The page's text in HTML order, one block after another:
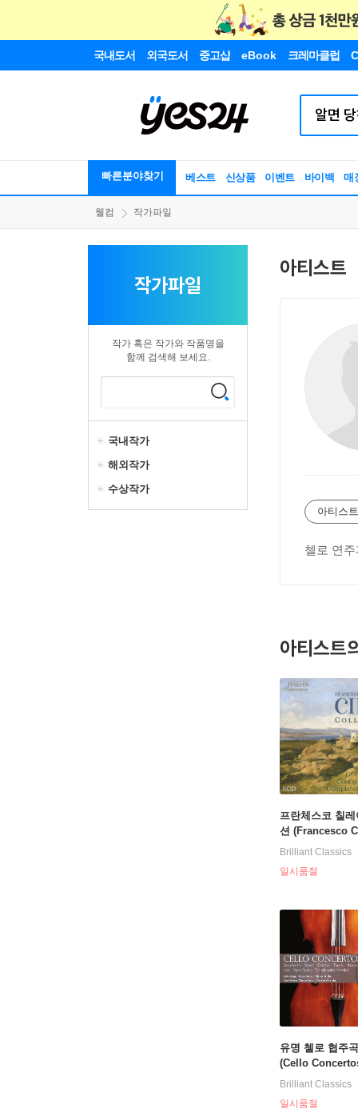
국내도서 외국도서 중고샵 eBook 크레마클럽
빠른분야찾기 베스트 신상품 이벤트 바이백 매
웰컴 작가파일
작가파일
작가 혹은 작가와 작품명을
함께 검색해 보세요.
국내작가
해외작가
수상작가
아티스트
아티스
첼로 연주
아티스트
프란체스코 칠
션 (Francesco
llection Italian
Brilliant Classics
일시품절
유명 첼로 협주
(Cello
Brilliant Classics
일시품절